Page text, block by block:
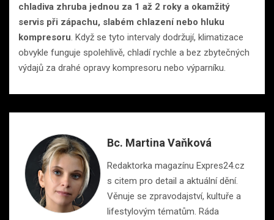
chladiva zhruba jednou za 1 až 2 roky a okamžitý
servis při zápachu, slabém chlazení nebo hluku
kompresoru . Když se tyto intervaly dodržují, klimatizace
obvykle funguje spolehlivě, chladí rychle a bez zbytečných
výdajů za drahé opravy kompresoru nebo výparníku.
Bc. Martina Vaňková
Redaktorka magazínu Expres24.cz
s citem pro detail a aktuální dění.
Věnuje se zpravodajství, kultuře a
lifestylovým tématům. Ráda